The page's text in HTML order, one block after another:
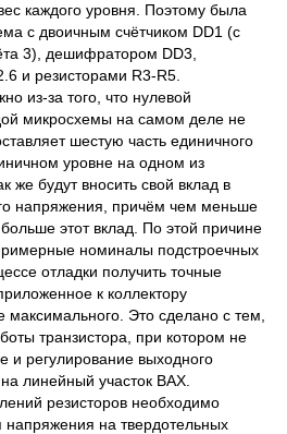
каждого уровня. Поэтому была
с двоичным счётчиком DD1 (с
3), дешифратором DD3,
и резисторами R3-R5.
из-за того, что нулевой
микросхемы на самом деле не
шестую часть единичного
уровне на одном из
же будут вносить свой вклад в
напряжения, причём чем меньше
этот вклад. По этой причине
номиналы подстроечных
отладки получить точные
к коллектору
максимального. Это сделано с тем,
транзистора, при котором не
и регулирование выходного
линейный участок ВАХ.
резисторов необходимо
напряжения на твердотельных